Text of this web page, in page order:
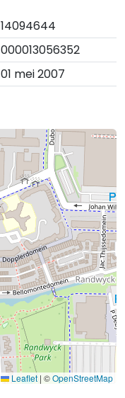
14094644
000013056352
01 mei 2007
Leaflet | ©OpenStreetMap